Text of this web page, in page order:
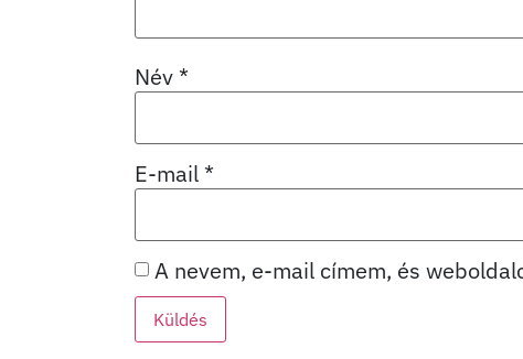
Név *
E-mail *
A nevem, e-mail címem, és